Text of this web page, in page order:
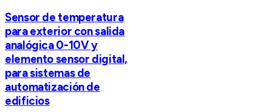
Sensor de temperatura
para exterior con salida
analógica 0-10V y
elemento sensor digital,
para sistemas de
automatización de
edificios